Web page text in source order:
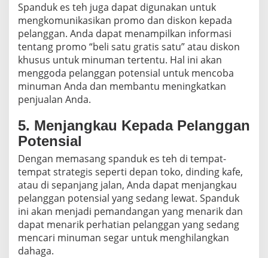
Spanduk es teh juga dapat digunakan untuk
mengkomunikasikan promo dan diskon kepada
pelanggan. Anda dapat menampilkan informasi
tentang promo “beli satu gratis satu” atau diskon
khusus untuk minuman tertentu. Hal ini akan
menggoda pelanggan potensial untuk mencoba
minuman Anda dan membantu meningkatkan
penjualan Anda.
5. Menjangkau Kepada Pelanggan
Potensial
Dengan memasang spanduk es teh di tempat-
tempat strategis seperti depan toko, dinding kafe,
atau di sepanjang jalan, Anda dapat menjangkau
pelanggan potensial yang sedang lewat. Spanduk
ini akan menjadi pemandangan yang menarik dan
dapat menarik perhatian pelanggan yang sedang
mencari minuman segar untuk menghilangkan
dahaga.